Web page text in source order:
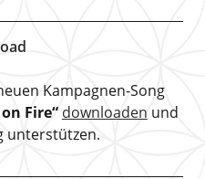
Kampagnen-Song
Fire“ downloaden und
unterstützen.